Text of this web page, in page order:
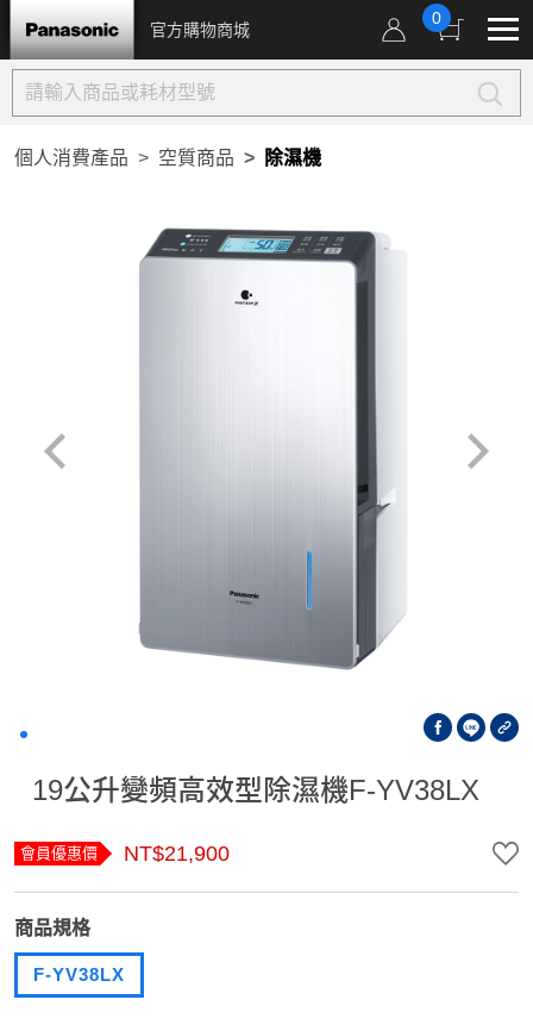
官方購物商城
0
個人消費產品 空質商品 除濕機
19公升變頻高效型除濕機F-YV38LX
會員優惠價 NT$21,900
商品規格
F-YV38LX